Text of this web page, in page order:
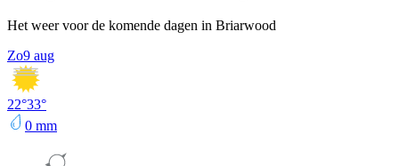
Het weer voor de komende dagen in Briarwood
Zo9 aug
22°33°
0 mm